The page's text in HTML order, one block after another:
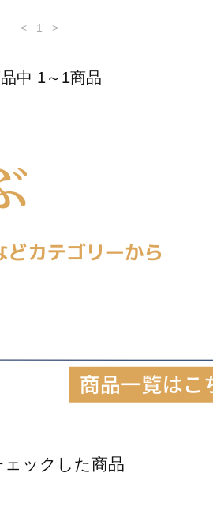
< 1 >
中 1～1商品
ェックした商品